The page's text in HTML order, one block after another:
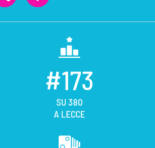
#173
SU 380
A LECCE